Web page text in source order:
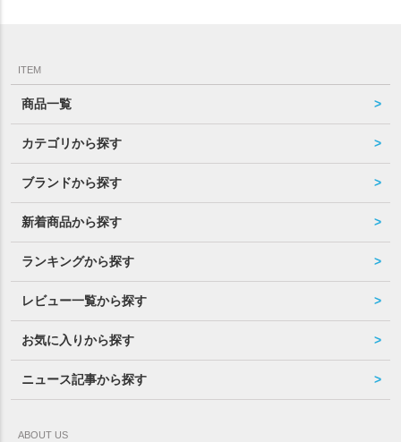
ITEM
商品一覧
カテゴリから探す
ブランドから探す
新着商品から探す
ランキングから探す
レビュー一覧から探す
お気に入りから探す
ニュース記事から探す
ABOUT US